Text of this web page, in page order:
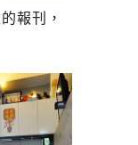
報刊，